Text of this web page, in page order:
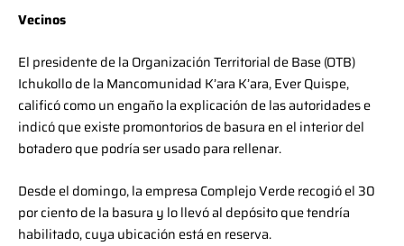
Vecinos
El presidente de la Organización Territorial de Base (OTB)
Ichukollo de la Mancomunidad K’ara K’ara, Ever Quispe,
calificó como un engaño la explicación de las autoridades e
indicó que existe promontorios de basura en el interior del
botadero que podría ser usado para rellenar.
Desde el domingo, la empresa Complejo Verde recogió el 30
por ciento de la basura y lo llevó al depósito que tendría
habilitado, cuya ubicación está en reserva.